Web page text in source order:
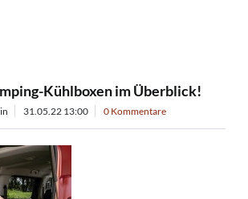
Kühlboxen im Überblick!
31.05.22 13:00 0 Kommentare